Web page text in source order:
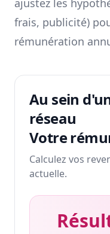
ajustez les
frais, publicité)
rémunération
Au sein
réseau
Votre
Calculez vos
actuelle.